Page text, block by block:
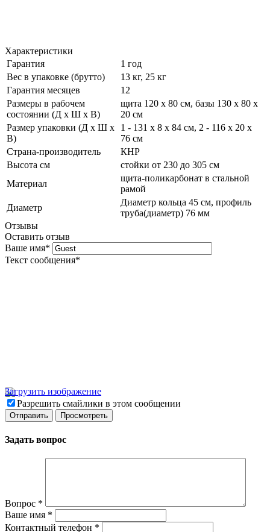
Характеристики
Гарантия
1 год
Вес в упаковке (брутто)
13 кг, 25 кг
Гарантия месяцев
12
Размеры в рабочем
состоянии (Д х Ш х В)
щита 120 х 80 см, базы 130 x 80 x
20 см
Размер упаковки (Д х Ш х
В)
1 - 131 х 8 х 84 см, 2 - 116 х 20 х
76 см
Страна-производитель
КНР
Высота см
стойки от 230 до 305 см
Материал
щита-поликарбонат в стальной
рамой
Диаметр
Диаметр кольца 45 см, профиль
труба(диаметр) 76 мм
Отзывы
Оставить отзыв
Ваше имя*
Текст сообщения*
Загрузить изображение
Разрешить смайлики в этом сообщении
Задать вопрос
Вопрос *
Ваше имя *
Контактный телефон *